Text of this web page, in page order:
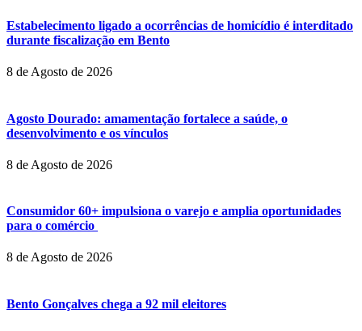
Estabelecimento ligado a ocorrências de homicídio é interditado
durante fiscalização em Bento
8 de Agosto de 2026
Agosto Dourado: amamentação fortalece a saúde, o
desenvolvimento e os vínculos
8 de Agosto de 2026
Consumidor 60+ impulsiona o varejo e amplia oportunidades
para o comércio
8 de Agosto de 2026
Bento Gonçalves chega a 92 mil eleitores